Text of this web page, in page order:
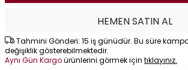
HEMEN SATIN AL
Tahmini Gönderi: 15 iş günüdür. Bu süre
değişiklik gösterebilmektedir.
Aynı Gün Kargoürünlerini görmek için tıklayınız.